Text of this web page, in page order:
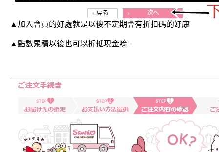
▲加入會員的好處就是以後不定期會有折扣碼的好康
▲點數累積以後也可以折抵現金唷！